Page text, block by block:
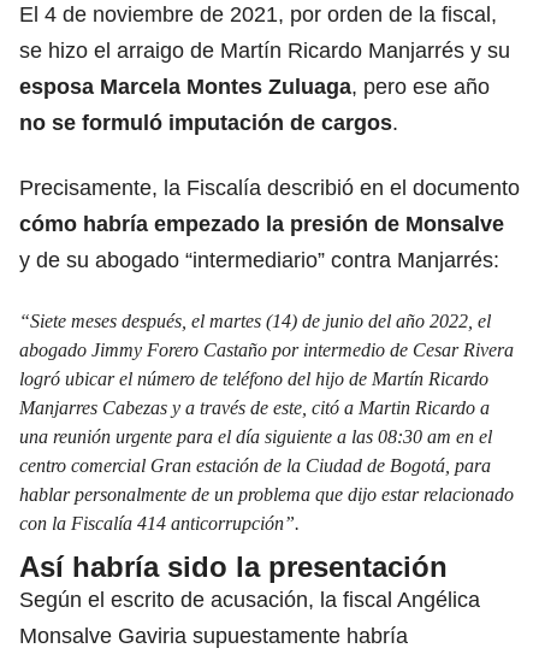
El 4 de noviembre de 2021, por orden de la fiscal,
se hizo el arraigo de Martín Ricardo Manjarrés y su
esposa Marcela Montes Zuluaga, pero ese año
no se formuló imputación de cargos.
Precisamente, la Fiscalía describió en el documento
cómo habría empezado la presión de Monsalve
y de su abogado “intermediario” contra Manjarrés:
“Siete meses después, el martes (14) de junio del año 2022, el
abogado Jimmy Forero Castaño por intermedio de Cesar Rivera
logró ubicar el número de teléfono del hijo de Martín Ricardo
Manjarres Cabezas y a través de este, citó a Martin Ricardo a
una reunión urgente para el día siguiente a las 08:30 am en el
centro comercial Gran estación de la Ciudad de Bogotá, para
hablar personalmente de un problema que dijo estar relacionado
con la Fiscalía 414 anticorrupción”.
Así habría sido la presentación
Según el escrito de acusación, la fiscal Angélica
Monsalve Gaviria supuestamente habría